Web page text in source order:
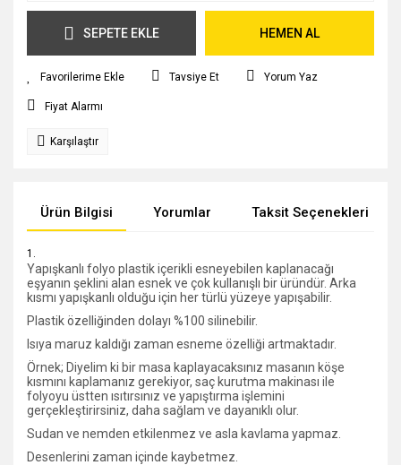
SEPETE EKLE HEMEN AL
Tavsiye Et Yorum Yaz
Fiyat Alarmı
Karşılaştır
Ürün Bilgisi Yorumlar Taksit Seçenekleri
Yapışkanlı folyo plastik içerikli esneyebilen kaplanacağı
eşyanın şeklini alan esnek ve çok kullanışlı bir üründür. Arka
kısmı yapışkanlı olduğu için her türlü yüzeye yapışabilir.
Plastik özelliğinden dolayı %100 silinebilir.
Isıya maruz kaldığı zaman esneme özelliği artmaktadır.
Örnek; Diyelim ki bir masa kaplayacaksınız masanın köşe
kısmını kaplamanız gerekiyor, saç kurutma makinası ile
folyoyu üstten ısıtırsınız ve yapıştırma işlemini
gerçekleştirirsiniz, daha sağlam ve dayanıklı olur.
Sudan ve nemden etkilenmez ve asla kavlama yapmaz.
Desenlerini zaman içinde kaybetmez.